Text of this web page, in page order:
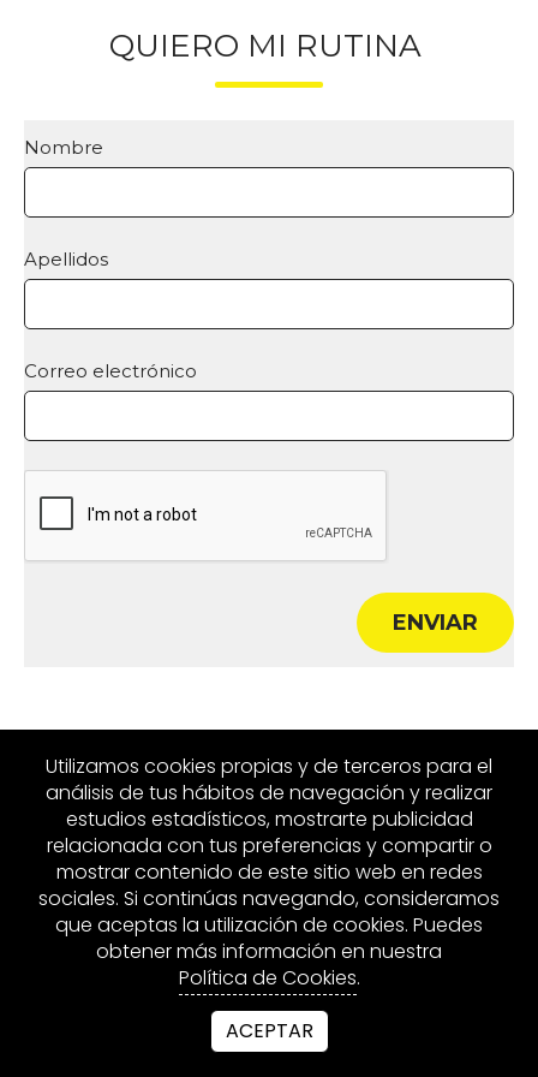
QUIERO MI RUTINA
Nombre
Apellidos
Correo electrónico
ENVIAR
Utilizamos cookies propias y de terceros para el
análisis de tus hábitos de navegación y realizar
estudios estadísticos, mostrarte publicidad
relacionada con tus preferencias y compartir o
mostrar contenido de este sitio web en redes
sociales. Si continúas navegando, consideramos
que aceptas la utilización de cookies. Puedes
obtener más información en nuestra
Política de Cookies.
ACEPTAR